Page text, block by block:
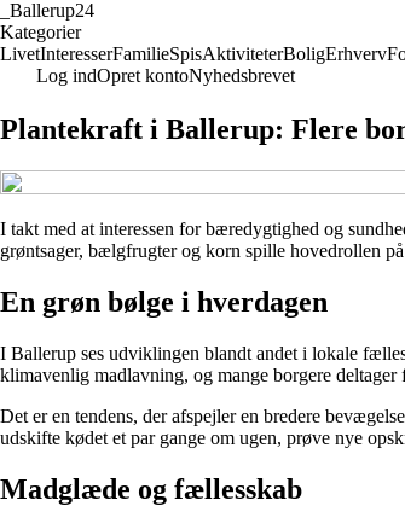
Ballerup24
Kategorier
LivetInteresserFamilieSpisAktiviteterBoligErhverv
Log indOpret kontoNyhedsbrevet
Plantekraft i Ballerup: Flere
I takt med at interessen for bæredygtighed og
grøntsager, bælgfrugter og korn spille hovedrollen
En grøn bølge i hverdagen
I Ballerup ses udviklingen blandt andet i lokale
klimavenlig madlavning, og mange borgere
Det er en tendens, der afspejler en bredere
udskifte kødet et par gange om ugen, prøve nye
Madglæde og fællesskab